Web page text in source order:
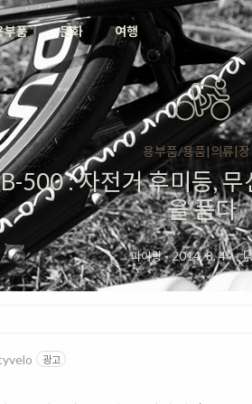
부품 문화 여행
용부품/용품|의류|장
500 : 자전거 후미등, 무
을 품다
피아랑·2014. 8. 4·
광고